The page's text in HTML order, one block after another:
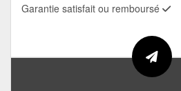
Garantie satisfait ou remboursé